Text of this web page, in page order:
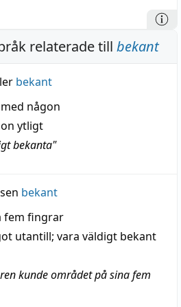
relaterade till bekant
bekant
med någon
ytligt
bekanta"
bekant
fem fingrar
utantill; vara väldigt bekant
kunde området på sina fem